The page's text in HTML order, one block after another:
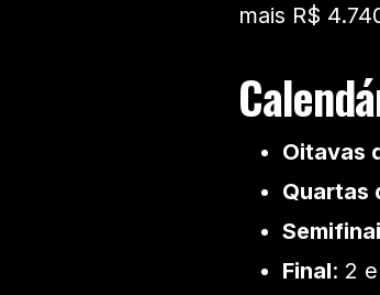
mais R$
Oitavas
Quartas
Final: 2